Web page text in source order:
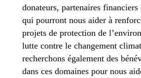
donateurs, partenaires financiers
qui pourront nous aider à
projets de protection de
lutte contre le changement
recherchons également des
dans ces domaines pour nous